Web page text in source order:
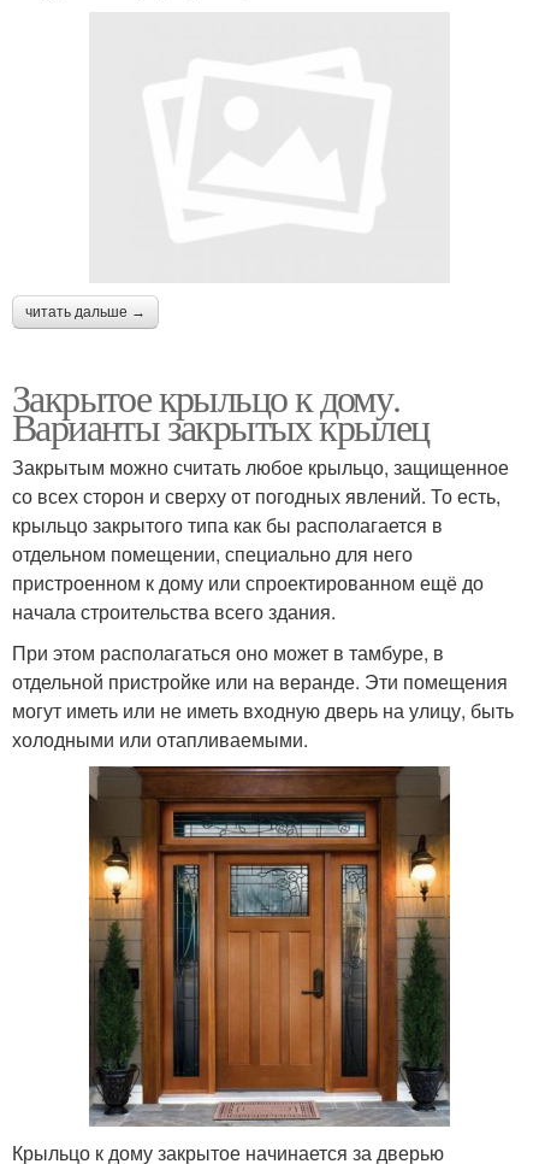
читать дальше →
Закрытое крыльцо к дому.
Варианты закрытых крылец
Закрытым можно считать любое крыльцо, защищенное
со всех сторон и сверху от погодных явлений. То есть,
крыльцо закрытого типа как бы располагается в
отдельном помещении, специально для него
пристроенном к дому или спроектированном ещё до
начала строительства всего здания.
При этом располагаться оно может в тамбуре, в
отдельной пристройке или на веранде. Эти помещения
могут иметь или не иметь входную дверь на улицу, быть
холодными или отапливаемыми.
Крыльцо к дому закрытое начинается за дверью